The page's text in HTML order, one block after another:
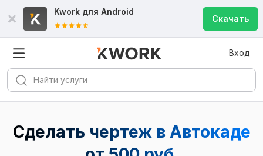
Kwork для Android
Скачать
Вход
Сделать чертеж в Автокаде